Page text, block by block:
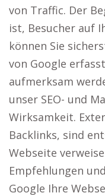
von Traffic. Der
ist, Besucher auf
können Sie
von Google
aufmerksam
unser SEO- und
Wirksamkeit.
Backlinks, sind
Webseite
Empfehlungen
Google Ihre